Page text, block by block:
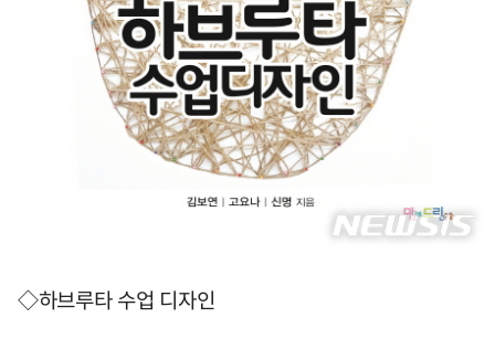
◇하브루타 수업 디자인